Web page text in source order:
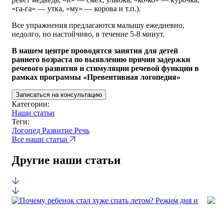
«га-га» — утка, «му» — корова и т.п.).
Все упражнения предлагаются малышу ежедневно,
недолго, но настойчиво, в течение 5-8 минут.
В нашем центре проводятся занятия для детей
раннего возраста по выявлению причин задержки
речевого развития и стимуляции речевой функции в
рамках программы «Превентивная логопедия»
Записаться на консультацию
Категории:
Наши статьи
Теги:
Логопед Развитие Речь
Все наши статьи
Другие наши статьи